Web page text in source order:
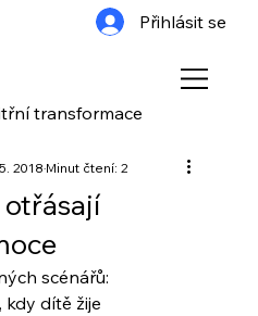
transformace
Přihlásit se
2018Minut čtení: 2
scénářů:
kdy dítě žije